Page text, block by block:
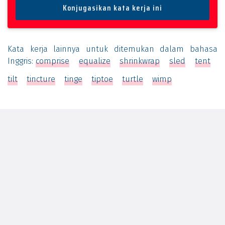
Kata kerja lainnya untuk ditemukan dalam bahasa
Inggris: comprise equalize shrinkwrap sled
tent
tilt
tincture tinge tiptoe turtle wimp